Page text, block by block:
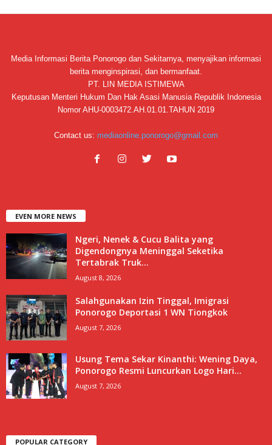
Media Informasi Berita Ponorogo dan Sekitarnya, menyajikan informasi
berita menginspirasi, dan bermanfaat.
PT. LIN MEDIA ISTIMEWA
Keputusan Menteri Hukum Dan Hak Asasi Manusia Republik Indonesia
Nomor AHU-0003472.AH.01.01.TAHUN 2019
Contact us: mediaonline.ponorogo@gmail.com
EVEN MORE NEWS
Ngeri, Nenek & Cucu Balita yang
Digendongnya Meninggal Seketika
Tertabrak Truk...
August 8, 2026
Salahgunakan Izin Tinggal, Imigrasi
Ponorogo Deportasi 1 WN Tiongkok
August 7, 2026
Usung Tema Sekar Kinanthi: Wening Daya,
Ponorogo Resmi Luncurkan Logo Hari...
August 7, 2026
POPULAR CATEGORY